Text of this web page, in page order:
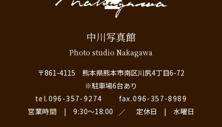
中川写真館
Photo studio Nakagawa
〒861-4115 熊本県熊本市南区川尻4丁目6-72
※駐車場6台あり
tel.096-357-9274
fax.096-357-8989
営業時間 | 9:30〜18:00
定休日 | 水曜日